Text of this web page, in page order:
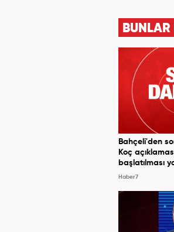
Bahçeli'den
Koç
başlatılması
Haber7